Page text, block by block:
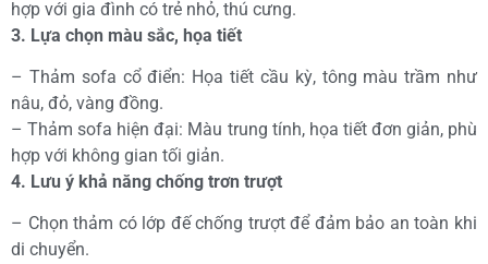
hợp với gia đình có trẻ nhỏ, thú cưng.
3. Lựa chọn màu sắc, họa tiết
– Thảm sofa cổ điển: Họa tiết cầu kỳ, tông màu trầm như
nâu, đỏ, vàng đồng.
– Thảm sofa hiện đại: Màu trung tính, họa tiết đơn giản, phù
hợp với không gian tối giản.
4. Lưu ý khả năng chống trơn trượt
– Chọn thảm có lớp đế chống trượt để đảm bảo an toàn khi
di chuyển.